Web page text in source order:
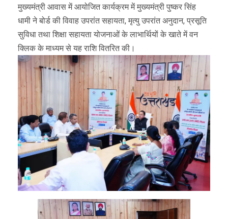
मुख्यमंत्री आवास में आयोजित कार्यक्रम में मुख्यमंत्री पुष्कर सिंह
धामी ने बोर्ड की विवाह उपरांत सहायता, मृत्यु उपरांत अनुदान, प्रसूति
सुविधा तथा शिक्षा सहायता योजनाओं के लाभार्थियों के खाते में वन
क्लिक के माध्यम से यह राशि वितरित की।